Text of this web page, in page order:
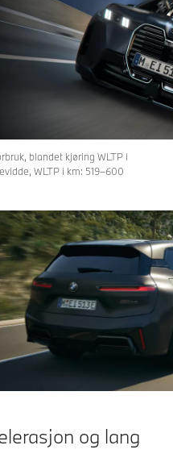
blandet kjøring WLTP i
WLTP i km: 519–600
og lang